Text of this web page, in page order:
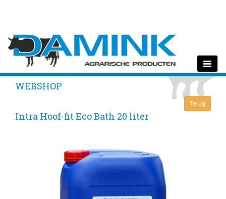
Toggle
WEBSHOP
Intra Hoof-fit Eco Bath 20 liter